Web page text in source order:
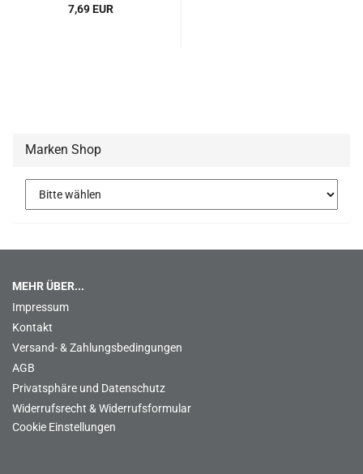
7,69 EUR
Marken Shop
MEHR ÜBER...
Impressum
Kontakt
Versand- & Zahlungsbedingungen
AGB
Privatsphäre und Datenschutz
Widerrufsrecht & Widerrufsformular
Cookie Einstellungen